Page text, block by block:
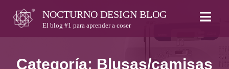
content
NOCTURNO DESIGN BLOG
El blog #1 para aprender a coser
Categoría: Blusas/camisas